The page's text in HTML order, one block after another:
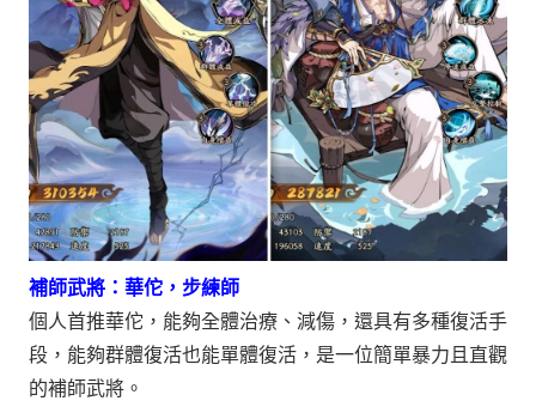
補師武將：華佗，步練師
個人首推華佗，能夠全體治療、減傷，還具有多種復活手
段，能夠群體復活也能單體復活，是一位簡單暴力且直觀
的補師武將。